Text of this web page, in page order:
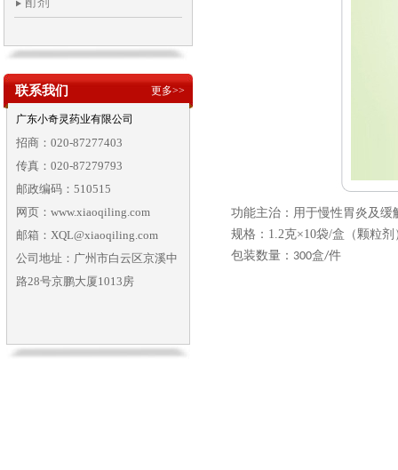
联系我们 更多>>
广东小奇灵药业有限公司
招商：020-87277403
传真：020-87279793
邮政编码：510515
网页：www.xiaoqiling.com
邮箱：XQL@xiaoqiling.com
公司地址：广州市白云区京溪中
路28号京鹏大厦1013房
功能主治：用于慢性胃炎及
规格： 1.2克×10袋/盒（颗粒剂
包装数量： 300盒/件